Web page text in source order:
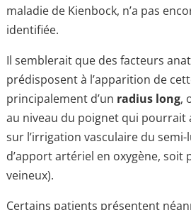
maladie de Kienbock, n’a pas
identifiée.
Il semblerait que des facteurs
prédisposent à l’apparition de
principalement d’un radius long,
au niveau du poignet qui pourrait
sur l’irrigation vasculaire du
d’apport artériel en oxygène, soit
veineux).
Certains patients présentent